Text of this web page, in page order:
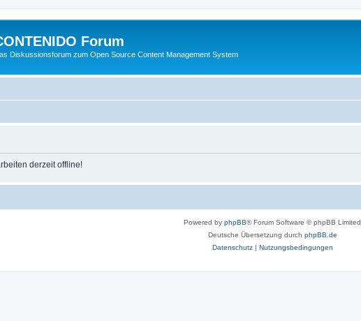
Forum
Diskussionsforum zum Open Source Content Management System
derzeit offline!
Powered by phpBB® Forum Software © phpBB Limited
Deutsche Übersetzung durch phpBB.de
Datenschutz| Nutzungsbedingungen